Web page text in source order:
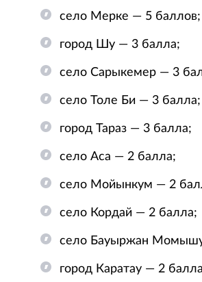
село Мерке — 5 баллов;
город Шу — 3 балла;
село Сарыкемер — 3
село Толе Би — 3 балла;
город Тараз — 3 балла;
село Аса — 2 балла;
село Мойынкум — 2
село Кордай — 2 балла;
село Бауыржан
город Каратау — 2